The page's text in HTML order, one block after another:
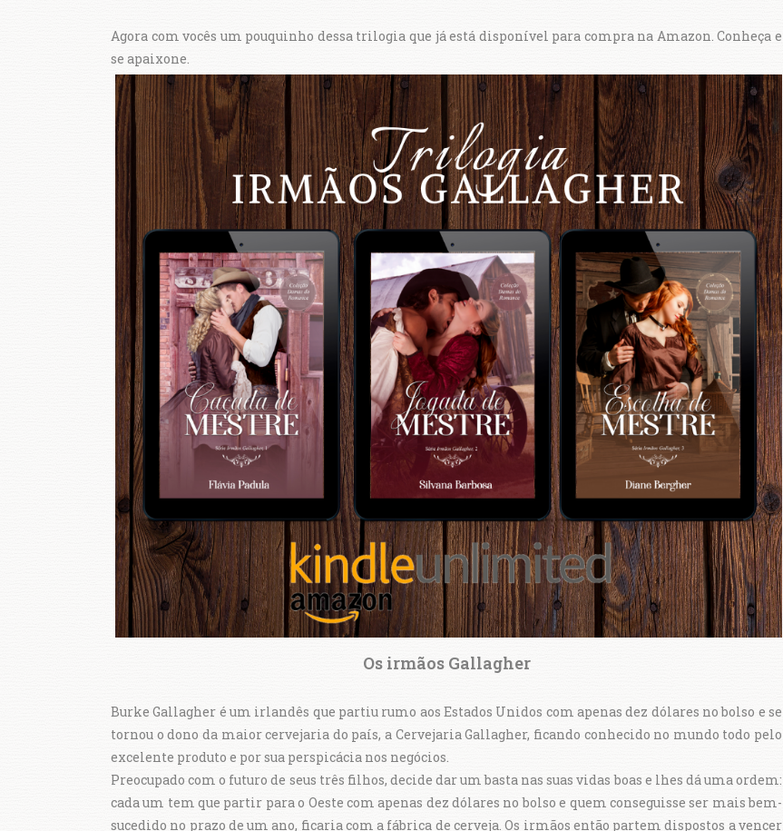
Agora com vocês um pouquinho dessa trilogia que já está disponível para compra na Amazon. Conheça e
se apaixone.
Os irmãos Gallagher
Burke Gallagher é um irlandês que partiu rumo aos Estados Unidos com apenas dez dólares no bolso e se
tornou o dono da maior cervejaria do país, a Cervejaria Gallagher, ficando conhecido no mundo todo pelo
excelente produto e por sua perspicácia nos negócios.
Preocupado com o futuro de seus três filhos, decide dar um basta nas suas vidas boas e lhes dá uma ordem:
cada um tem que partir para o Oeste com apenas dez dólares no bolso e quem conseguisse ser mais bem-
sucedido no prazo de um ano, ficaria com a fábrica de cerveja. Os irmãos então partem dispostos a vencer